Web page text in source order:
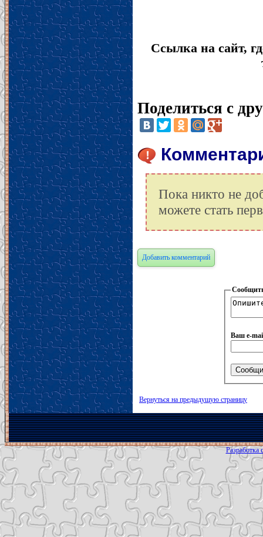
Ссылка на сайт,
Поделиться с
Пока никто не
можете стать
Добавить комментарий
Ваш e-
Вернуться на предыдущую страницу
Разработка